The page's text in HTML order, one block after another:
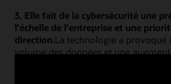
3. Elle fait de la cybersécurité une
l'échelle de l'entreprise et une
direction.La technologie a provoqué
volume des données et une